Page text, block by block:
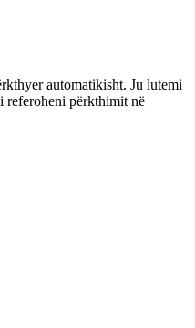
automatikisht. Ju lutemi
referoheni përkthimit në